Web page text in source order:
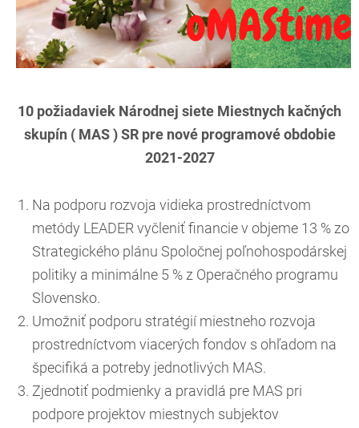
10 požiadaviek Národnej siete Miestnych kačných
skupín ( MAS ) SR pre nové programové obdobie
2021-2027
Na podporu rozvoja vidieka prostredníctvom
metódy LEADER vyčleniť financie v objeme 13 % zo
Strategického plánu Spoločnej poľnohospodárskej
politiky a minimálne 5 % z Operačného programu
Slovensko.
Umožniť podporu stratégií miestneho rozvoja
prostredníctvom viacerých fondov s ohľadom na
špecifiká a potreby jednotlivých MAS.
Zjednotiť podmienky a pravidlá pre MAS pri
podpore projektov miestnych subjektov